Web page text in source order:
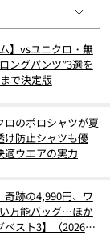
】vsユニクロ・無
ングパンツ”3選を
で決定版
ロのポロシャツが夏
け防止シャツも優
適ウエアの実力
跡の4,990円、ワ
万能バッグ…ほか
ベスト3】（2026年